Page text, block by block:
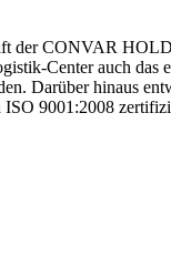
der CONVAR
Center auch
Darüber hinaus
9001:2008